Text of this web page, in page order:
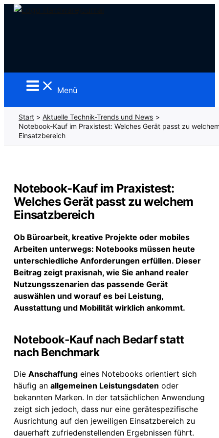
Zum
Menü
Start
Aktuelle Technik-Trends und News
Notebook-Kauf im Praxistest: Welches Gerät passt zu
Einsatzbereich
Notebook-Kauf im Praxistest:
Welches Gerät passt zu welchem
Einsatzbereich
Ob Büroarbeit, kreative Projekte oder mobiles
Arbeiten unterwegs: Notebooks müssen heute
unterschiedliche Anforderungen erfüllen. Dieser
Beitrag zeigt praxisnah, wie Sie anhand realer
Nutzungsszenarien das passende Gerät
auswählen und worauf es bei Leistung,
Ausstattung und Mobilität wirklich ankommt.
Notebook-Kauf nach Bedarf statt
nach Benchmark
Die Anschaffung eines Notebooks orientiert sich
häufig an allgemeinen Leistungsdaten oder
bekannten Marken. In der tatsächlichen Anwendung
zeigt sich jedoch, dass nur eine gerätespezifische
Ausrichtung auf den jeweiligen Einsatzbereich zu
dauerhaft zufriedenstellenden Ergebnissen führt.